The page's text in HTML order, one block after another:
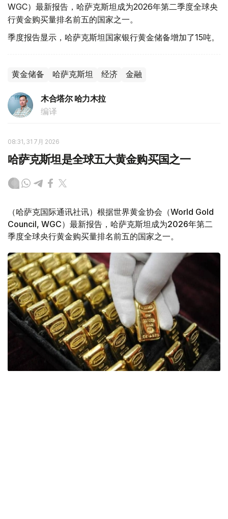
WGC）最新报告，哈萨克斯坦成为2026年第二季度全球央
行黄金购买量排名前五的国家之一。
季度报告显示，哈萨克斯坦国家银行黄金储备增加了15吨。
黄金储备 哈萨克斯坦 经济 金融
木合塔尔 哈力木拉
编译
08:31, 31 7月 2026
哈萨克斯坦是全球五大黄金购买国之一
（哈萨克国际通讯社讯）根据世界黄金协会（World Gold
Council, WGC）最新报告，哈萨克斯坦成为2026年第二
季度全球央行黄金购买量排名前五的国家之一。